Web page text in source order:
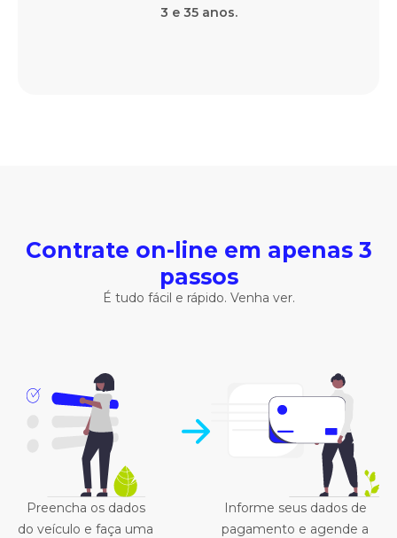
3 e 35 anos.
Contrate on-line em apenas 3
passos
É tudo fácil e rápido. Venha ver.
Preencha os dados
do veículo e faça uma
Informe seus dados de
pagamento e agende a